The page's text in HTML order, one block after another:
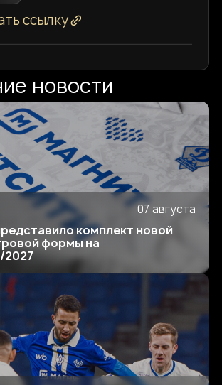
ссылку
новости
07 августа
комплект новой
формы на
2027